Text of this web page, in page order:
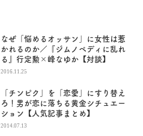
なぜ「悩めるオッサン」に女性は惹
かれるのか／『ジムノペディに乱れ
る』行定勲×峰なゆか【対談】
2016.11.25
「チンピク」を「恋愛」にすり替え
ろ！男が恋に落ちる黄金シチュエー
ション【人気記事まとめ】
2014.07.13